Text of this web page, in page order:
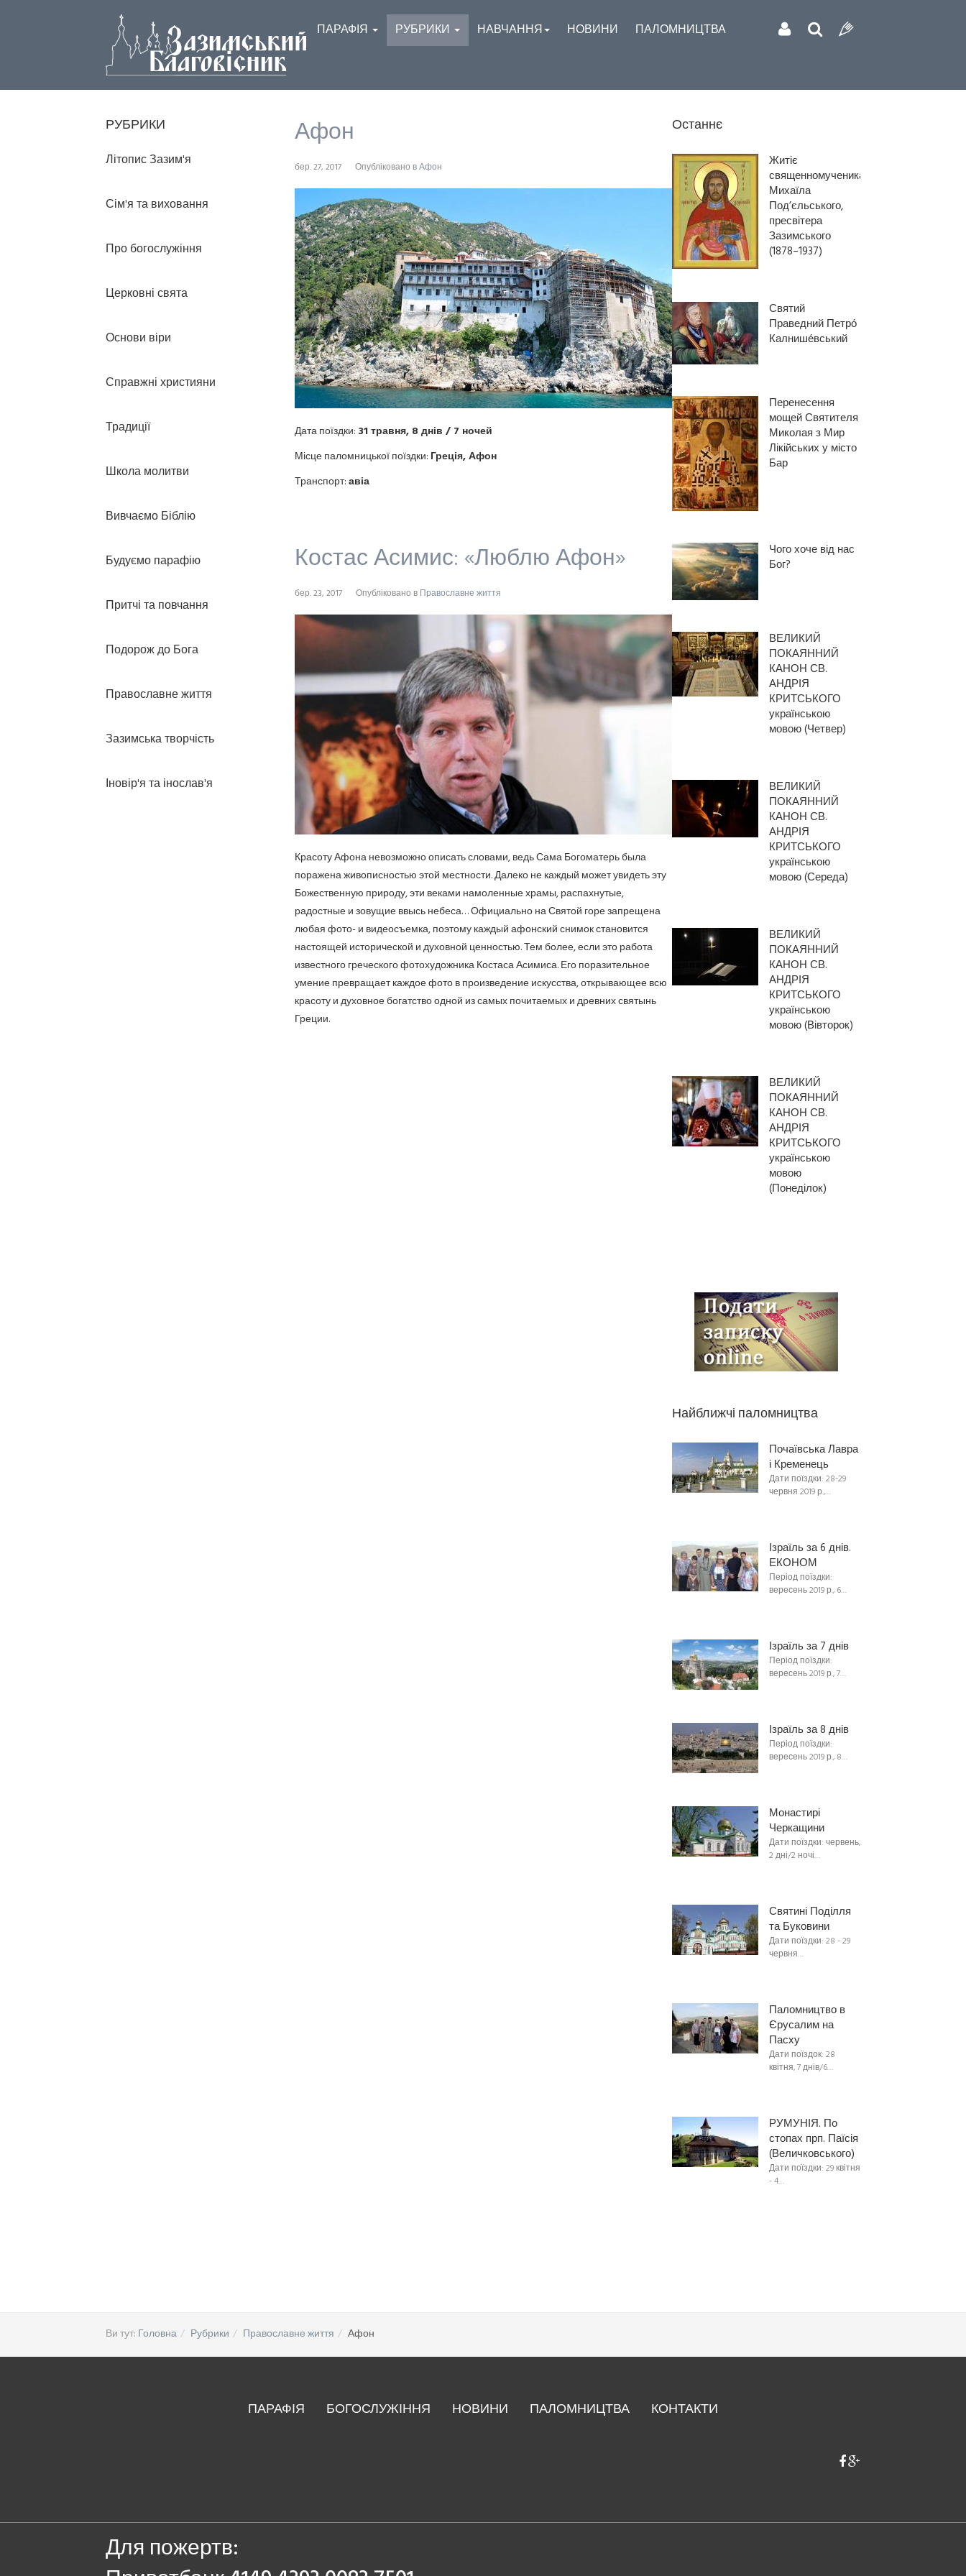
ПАРАФІЯ РУБРИКИ НАВЧАННЯ НОВИНИ ПАЛОМНИЦТВА
Афон
бер. 27, 2017 Опубліковано вАфон
Дата поїздки: 31 травня, 8 днів / 7 ночей
Місце паломницької поїздки: Греція, Афон
Транспорт:авіа
Костас Асимис: «Люблю Афон»
бер. 23, 2017 Опубліковано в Православне життя
Красоту Афона невозможно описать словами, ведь Сама Богоматерь была
поражена живописностью этой местности. Далеко не каждый может увидеть эту
Божественную природу, эти веками намоленные храмы, распахнутые,
радостные и зовущие ввысь небеса… Официально на Святой горе запрещена
любая фото- и видеосъемка, поэтому каждый афонский снимок становится
настоящей исторической и духовной ценностью. Тем более, если это работа
известного греческого фотохудожника Костаса Асимиса. Его поразительное
умение превращает каждое фото в произведение искусства, открывающее всю
красоту и духовное богатство одной из самых почитаемых и древних святынь
Греции.
РУБРИКИ
Літопис Зазим'я
Сім'я та виховання
Про богослужіння
Церковні свята
Основи віри
Справжні християни
Традиції
Школа молитви
Вивчаємо Біблію
Будуємо парафію
Притчі та повчання
Подорож до Бога
Православне життя
Зазимська творчість
Іновір'я та інослав'я
Останнє
Житіє
священномученика
Михаїла
Под’єльського,
пресвітера
Зазимського
(1878–1937)
Святий
Праведний Петро́
Калнише́вський
Перенесення
мощей Святителя
Миколая з Мир
Лікійських у місто
Бар
Чого хоче від нас
Бог?
ВЕЛИКИЙ
ПОКАЯННИЙ
КАНОН СВ.
АНДРІЯ
КРИТСЬКОГО
українською
мовою (Четвер)
ВЕЛИКИЙ
ПОКАЯННИЙ
КАНОН СВ.
АНДРІЯ
КРИТСЬКОГО
українською
мовою (Середа)
ВЕЛИКИЙ
ПОКАЯННИЙ
КАНОН СВ.
АНДРІЯ
КРИТСЬКОГО
українською
мовою (Вівторок)
ВЕЛИКИЙ
ПОКАЯННИЙ
КАНОН СВ.
АНДРІЯ
КРИТСЬКОГО
українською
мовою
(Понеділок)
Найближчі паломництва
Почаївська Лавра
і Кременець
Дати поїздки: 28-29
червня 2019 р.,…
Ізраїль за 6 днів.
ЕКОНОМ
Період поїздки:
вересень 2019 р., 6…
Ізраїль за 7 днів
Період поїздки:
вересень 2019 р., 7…
Ізраїль за 8 днів
Період поїздки:
вересень 2019 р., 8…
Монастирі
Черкащини
Дати поїздки: червень,
2 дні/2 ночі…
Святині Поділля
та Буковини
Дати поїздки: 28 - 29
червня…
Паломництво в
Єрусалим на
Пасху
Дати поїздок: 28
квітня, 7 днів/6…
РУМУНІЯ. По
стопах прп. Паїсія
(Величковського)
Дати поїздки: 29 квітня
- 4…
Ви тут: Головна Рубрики Православне життя Афон
ПАРАФІЯ БОГОСЛУЖІННЯ НОВИНИ ПАЛОМНИЦТВА КОНТАКТИ
Для пожертв: